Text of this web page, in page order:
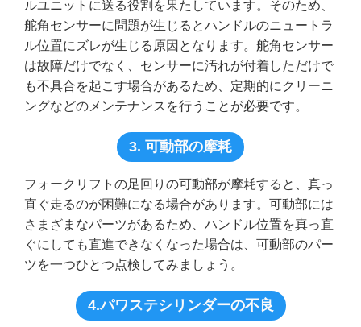
ルユニットに送る役割を果たしています。そのため、
舵角センサーに問題が生じるとハンドルのニュートラ
ル位置にズレが生じる原因となります。舵角センサー
は故障だけでなく、センサーに汚れが付着しただけで
も不具合を起こす場合があるため、定期的にクリーニ
ングなどのメンテナンスを行うことが必要です。
3. 可動部の摩耗
フォークリフトの足回りの可動部が摩耗すると、真っ
直ぐ走るのが困難になる場合があります。可動部には
さまざまなパーツがあるため、ハンドル位置を真っ直
ぐにしても直進できなくなった場合は、可動部のパー
ツを一つひとつ点検してみましょう。
4.パワステシリンダーの不良